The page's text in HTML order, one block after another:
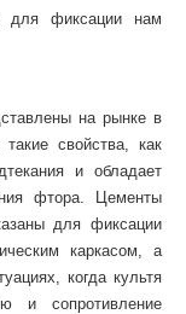
для фиксации нам
на рынке в
свойства, как
и обладает
фтора. Цементы
для фиксации
каркасом, а
когда культя
и сопротивление